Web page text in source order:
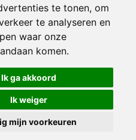
te tonen, om
te analyseren en
waar onze
komen.
Ik ga akkoord
Ik weiger
mijn voorkeuren